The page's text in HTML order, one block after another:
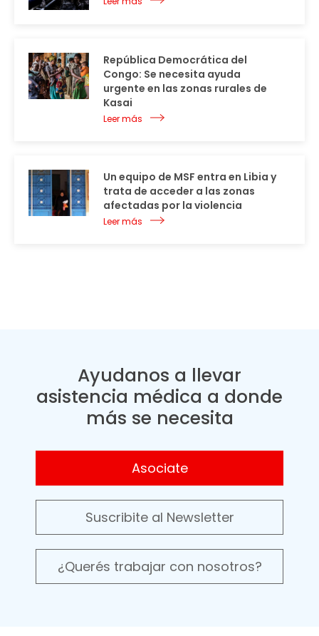
República Democrática del
Congo: Se necesita ayuda
urgente en las zonas rurales de
Kasai
Leer más
Un equipo de MSF entra en Libia y
trata de acceder a las zonas
afectadas por la violencia
Leer más
Ayudanos a llevar
asistencia médica a donde
más se necesita
Asociate
Suscribite al Newsletter
¿Querés trabajar con nosotros?